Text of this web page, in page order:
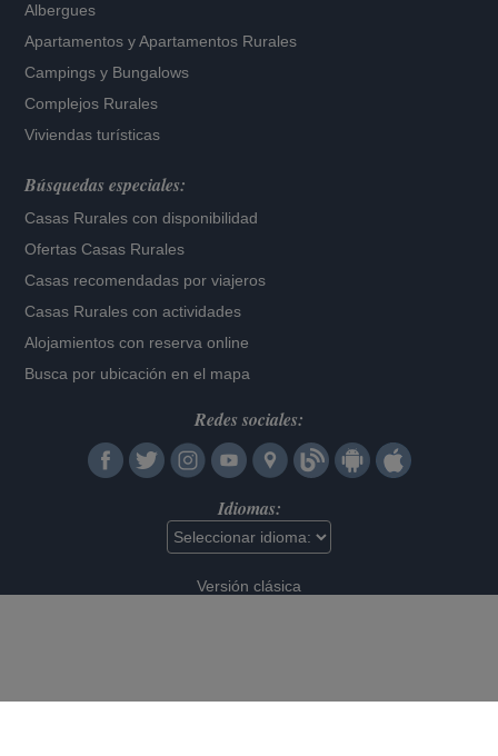
Albergues
Apartamentos yApartamentos Rurales
Campings y Bungalows
Complejos Rurales
Viviendas turísticas
Búsquedas especiales:
Casas Rurales con disponibilidad
Ofertas Casas Rurales
Casas recomendadas por viajeros
Casas Rurales con actividades
Alojamientos con reserva online
Busca por ubicación en el mapa
Redes sociales:
Idiomas:
Versión clásica